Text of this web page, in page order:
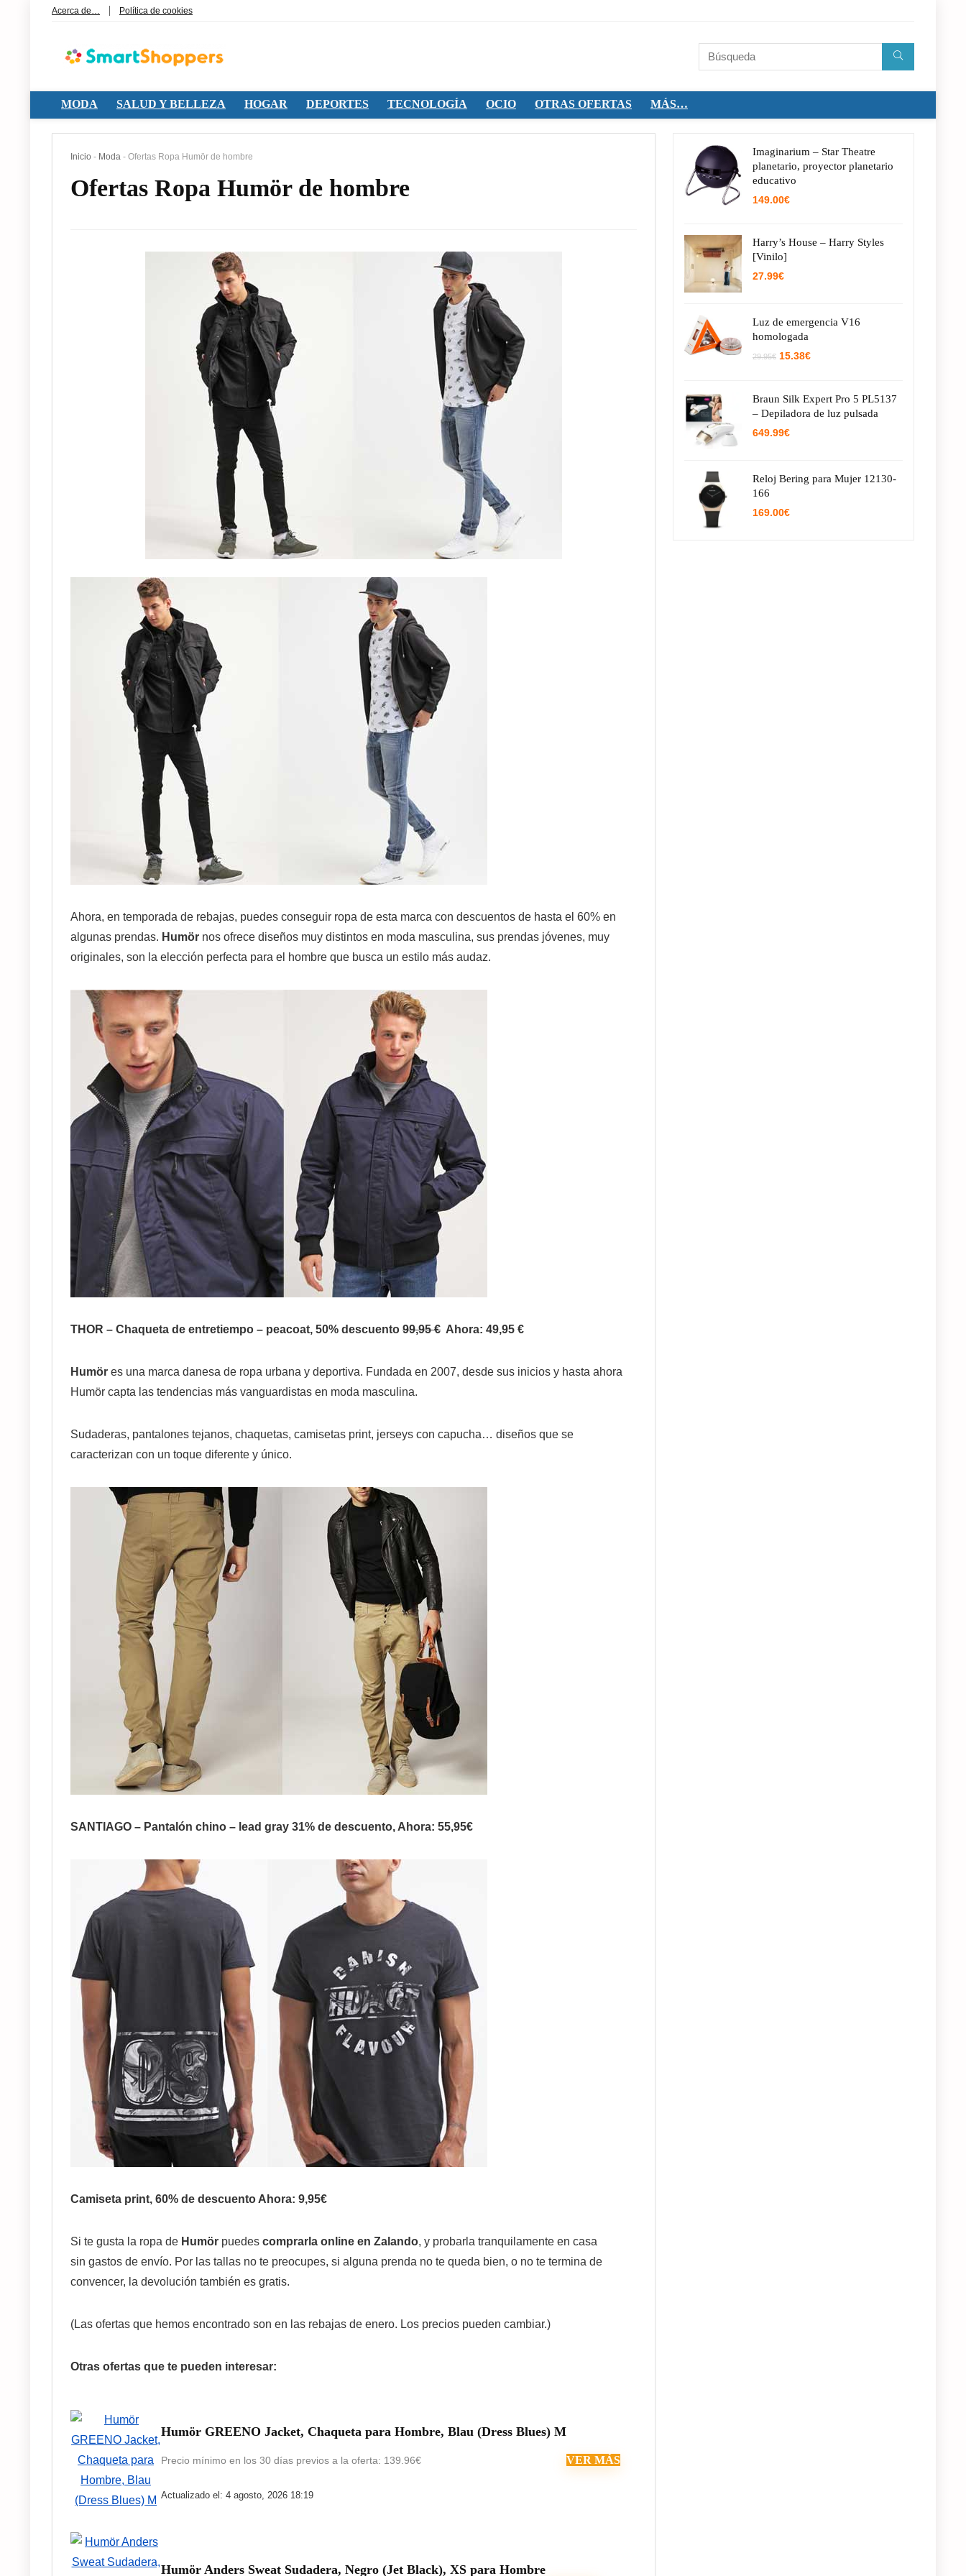
Acerca de… Política de cookies
MODA SALUD Y BELLEZA HOGAR DEPORTES TECNOLOGÍA OCIO OTRAS OFERTAS MÁS…
Inicio - Moda - Ofertas Ropa Humör de hombre
Ofertas Ropa Humör de hombre
Ahora, en temporada de rebajas, puedes conseguir ropa de esta marca con descuentos de hasta el 60% en
algunas prendas. Humör nos ofrece diseños muy distintos en moda masculina, sus prendas jóvenes, muy
originales, son la elección perfecta para el hombre que busca un estilo más audaz.
THOR – Chaqueta de entretiempo – peacoat, 50% descuento 99,95 € Ahora: 49,95 €
Humör es una marca danesa de ropa urbana y deportiva. Fundada en 2007, desde sus inicios y hasta ahora
Humör capta las tendencias más vanguardistas en moda masculina.
Sudaderas, pantalones tejanos, chaquetas, camisetas print, jerseys con capucha… diseños que se
caracterizan con un toque diferente y único.
SANTIAGO – Pantalón chino – lead gray 31% de descuento, Ahora: 55,95€
Camiseta print, 60% de descuento Ahora: 9,95€
Si te gusta la ropa de Humör puedes comprarla online en Zalando, y probarla tranquilamente en casa
sin gastos de envío. Por las tallas no te preocupes, si alguna prenda no te queda bien, o no te termina de
convencer, la devolución también es gratis.
(Las ofertas que hemos encontrado son en las rebajas de enero. Los precios pueden cambiar.)
Otras ofertas que te pueden interesar:
Humör GREENO Jacket, Chaqueta para Hombre, Blau (Dress Blues) M
Precio mínimo en los 30 días previos a la oferta: 139.96€
Actualizado el: 4 agosto, 2026 18:19
VER MÁS
Humör Anders Sweat Sudadera, Negro (Jet Black), XS para Hombre
Imaginarium – Star Theatre
planetario, proyector planetario
educativo
149.00€
Harry’s House – Harry Styles
[Vinilo]
27.99€
Luz de emergencia V16
homologada
29.95€ El
29.95€.
15.38€El
15.38€.
Braun Silk Expert Pro 5 PL5137
– Depiladora de luz pulsada
649.99€
Reloj Bering para Mujer 12130-
166
169.00€